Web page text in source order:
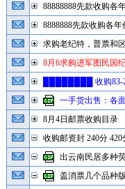
88888888先款收购各
8888888先款收购各
求购老纪特，普票和
8月6求购进军图民国
████████ 收购83-
一手货出售：各
8月4日邮票收购目录
收购邮资封 240分 420
出云南民居多种
盖消票几个品种